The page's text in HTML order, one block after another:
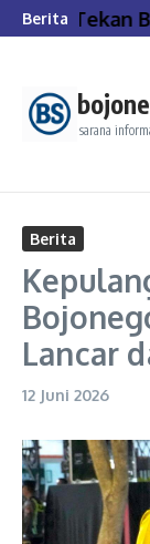
Lewati ke konten
BeritaTekan
sarana
Berita
Lancar
12 Juni 2026